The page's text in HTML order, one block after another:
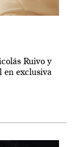
Ruivo y
en exclusiva